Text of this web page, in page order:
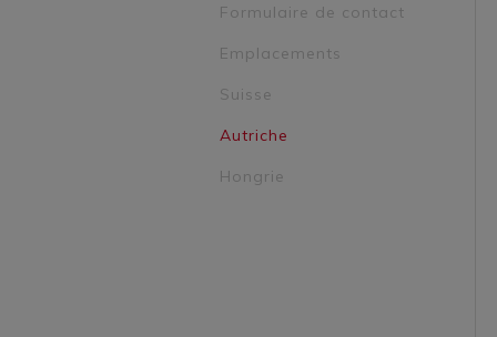
Formulaire de contact
Emplacements
Suisse
Autriche
Hongrie